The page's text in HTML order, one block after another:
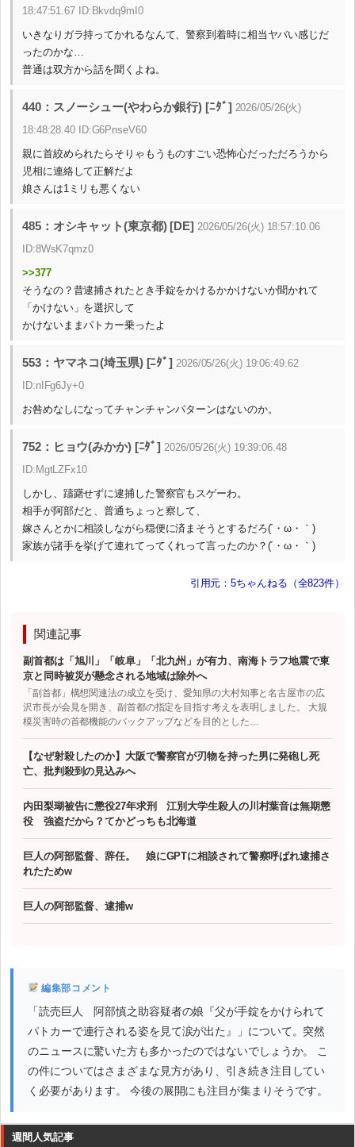
18:47:51.67 ID:Bkvdq9mI0
いきなりガラ持ってかれるなんて、警察到着時に相当ヤバい感じだ
ったのかな…
普通は双方から話を聞くよね。
440：スノーシュー(やわらか銀行) [ﾆﾀﾞ] 2026/05/26(火)
18:48:28.40 ID:G6PnseV60
親に首絞められたらそりゃもうものすごい恐怖心だっただろうから
児相に連絡して正解だよ
娘さんは1ミリも悪くない
485：オシキャット(東京都) [DE] 2026/05/26(火) 18:57:10.06
ID:8WsK7qmz0
>>377
そうなの？昔逮捕されたとき手錠をかけるかかけないか聞かれて
「かけない」を選択して
かけないままパトカー乗ったよ
553：ヤマネコ(埼玉県) [ﾆﾀﾞ] 2026/05/26(火) 19:06:49.62
ID:nIFg6Jy+0
お咎めなしになってチャンチャンパターンはないのか。
752：ヒョウ(みかか) [ﾆﾀﾞ] 2026/05/26(火) 19:39:06.48
ID:MgtLZFx10
しかし、躊躇せずに逮捕した警察官もスゲーわ。
相手が阿部だと、普通ちょっと察して、
嫁さんとかに相談しながら穏便に済まそうとするだろ(´・ω・｀)
家族が諸手を挙げて連れてってくれって言ったのか？(´・ω・｀)
引用元：5ちゃんねる（全823件）
関連記事
副首都は「旭川」「岐阜」「北九州」が有力、南海トラフ地震で東
京と同時被災が懸念される地域は除外へ
「副首都」構想関連法の成立を受け、愛知県の大村知事と名古屋市の広
沢市長が会見を開き、副首都の指定を目指す考えを表明しました。 大規
模災害時の首都機能のバックアップなどを目的とした…
【なぜ射殺したのか】大阪で警察官が刃物を持った男に発砲し死
亡、批判殺到の見込みへ
内田梨瑚被告に懲役27年求刑 江別大学生殺人の川村葉音は無期懲
役 強盗だから？てかどっちも北海道
巨人の阿部監督、辞任。 娘にGPTに相談されて警察呼ばれ逮捕さ
れたためw
巨人の阿部監督、逮捕w
編集部コメント
「読売巨人 阿部慎之助容疑者の娘『父が手錠をかけられて
パトカーで連行される姿を見て涙が出た』」について。突然
のニュースに驚いた方も多かったのではないでしょうか。 こ
の件についてはさまざまな見方があり、引き続き注目してい
く必要があります。 今後の展開にも注目が集まりそうです。
週間人気記事